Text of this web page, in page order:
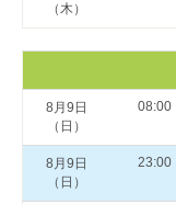
（木）
8月9日
（日）
08:00
8月9日
（日）
23:00